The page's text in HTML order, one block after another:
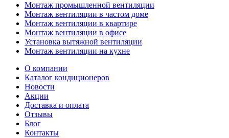
Монтаж промышленной вентиляции
Монтаж вентиляции в частом доме
Монтаж вентиляции в квартире
Монтаж вентиляции в офисе
Установка вытяжной вентиляции
Монтаж вентиляции на кухне
О компании
Каталог кондиционеров
Новости
Акции
Доставка и оплата
Отзывы
Блог
Контакты